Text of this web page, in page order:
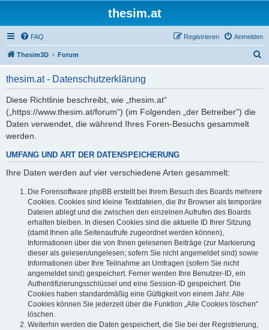
thesim.at
FAQ Anmelden
Registrieren
Thesim3D Forum
thesim.at - Datenschutzerklärung
Diese Richtlinie beschreibt, wie „thesim.at“
(„https://www.thesim.at/forum“) (im Folgenden „der Betreiber“) die
Daten verwendet, die während Ihres Foren-Besuchs gesammelt
werden.
UMFANG UND ART DER DATENSPEICHERUNG
Ihre Daten werden auf vier verschiedene Arten gesammelt:
Die Forensoftware phpBB erstellt bei Ihrem Besuch des Boards mehrere
Cookies. Cookies sind kleine Textdateien, die Ihr Browser als temporäre
Dateien ablegt und die zwischen den einzelnen Aufrufen des Boards
erhalten bleiben. In diesen Cookies sind die aktuelle ID Ihrer Sitzung
(damit Ihnen alle Seitenaufrufe zugeordnet werden können),
Informationen über die von Ihnen gelesenen Beiträge (zur Markierung
dieser als gelesen/ungelesen; sofern Sie nicht angemeldet sind) sowie
Informationen über Ihre Teilnahme an Umfragen (sofern Sie nicht
angemeldet sind) gespeichert. Ferner werden Ihre Benutzer-ID, ein
Authentifizierungsschlüssel und eine Session-ID gespeichert. Die
Cookies haben standardmäßig eine Gültigkeit von einem Jahr. Alle
Cookies können Sie jederzeit über die Funktion „Alle Cookies löschen“
löschen.
Weiterhin werden die Daten gespeichert, die Sie bei der Registrierung,